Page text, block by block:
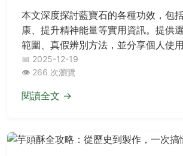
本文深度探討藍寶石的各種功效，包
康、提升精神能量等實用資訊。提供
範圍、真假辨別方法，並分享個人使
題解答，幫助您全面了解藍寶石並做出
📅 2025-12-19
👁️ 266 次瀏覽
閱讀全文 →